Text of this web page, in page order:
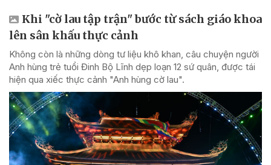
Khi "cờ lau tập trận" bước từ sách giáo khoa
lên sân khấu thực cảnh
Không còn là những dòng tư liệu khô khan, câu chuyện người
Anh hùng trẻ tuổi Đinh Bộ Lĩnh dẹp loạn 12 sứ quân, được tái
hiện qua xiếc thực cảnh "Anh hùng cờ lau".